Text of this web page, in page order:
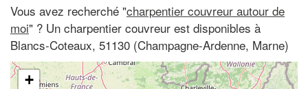
Vous avez recherché "charpentier couvreur autour de
moi" ? Un charpentier couvreur est disponibles à
Blancs-Coteaux, 51130 (Champagne-Ardenne, Marne)
+